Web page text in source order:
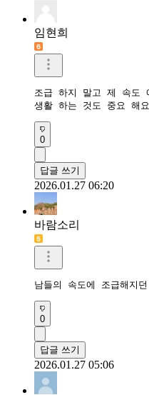
임현희
조급 하지 말고 제 속도
생활 하는 것도 중요 해요
0
답글 쓰기
2026.01.27 06:20
바람소리
남들의 속도에 조급해지
0
답글 쓰기
2026.01.27 05:06